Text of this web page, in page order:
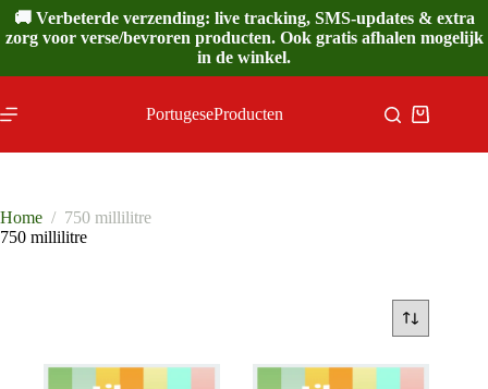
Ga
naar
de
🚚 Verbeterde verzending: live tracking, SMS-updates & extra
zorg voor verse/bevroren producten. Ook gratis afhalen mogelijk
in de winkel.
PortugeseProducten
Home / 750 millilitre
750 millilitre